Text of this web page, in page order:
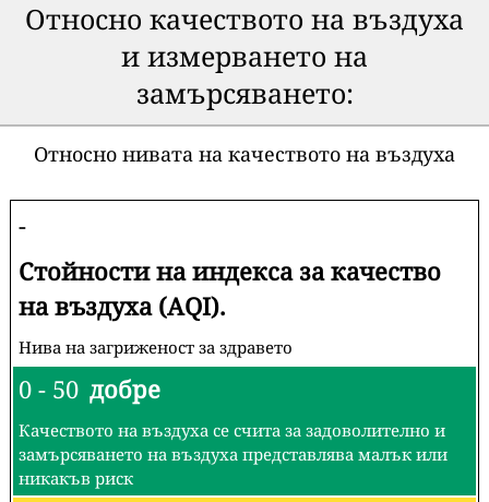
Относно качеството на въздуха
и измерването на
замърсяването:
Относно нивата на качеството на въздуха
-
Стойности на индекса за качество
на въздуха (AQI).
Нива на загриженост за здравето
0 - 50 добре
Качеството на въздуха се счита за задоволително и
замърсяването на въздуха представлява малък или
никакъв риск